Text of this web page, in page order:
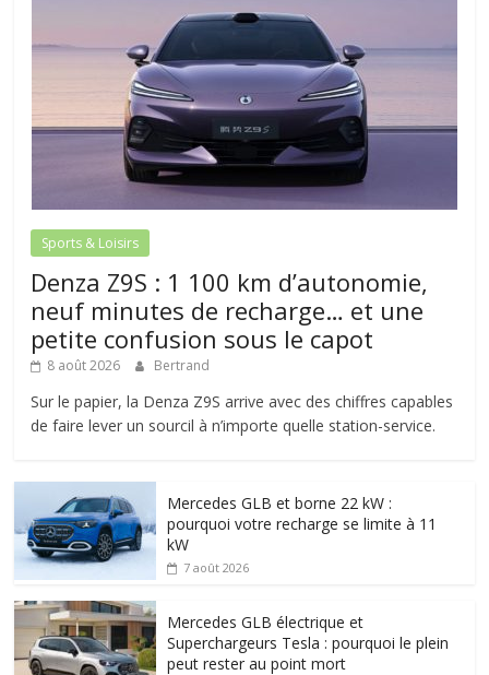
Sports & Loisirs
Denza Z9S : 1 100 km d’autonomie,
neuf minutes de recharge… et une
petite confusion sous le capot
8 août 2026 Bertrand
Sur le papier, la Denza Z9S arrive avec des chiffres capables
de faire lever un sourcil à n’importe quelle station-service.
Mercedes GLB et borne 22 kW :
pourquoi votre recharge se limite à 11
kW
7 août 2026
Mercedes GLB électrique et
Superchargeurs Tesla : pourquoi le plein
peut rester au point mort